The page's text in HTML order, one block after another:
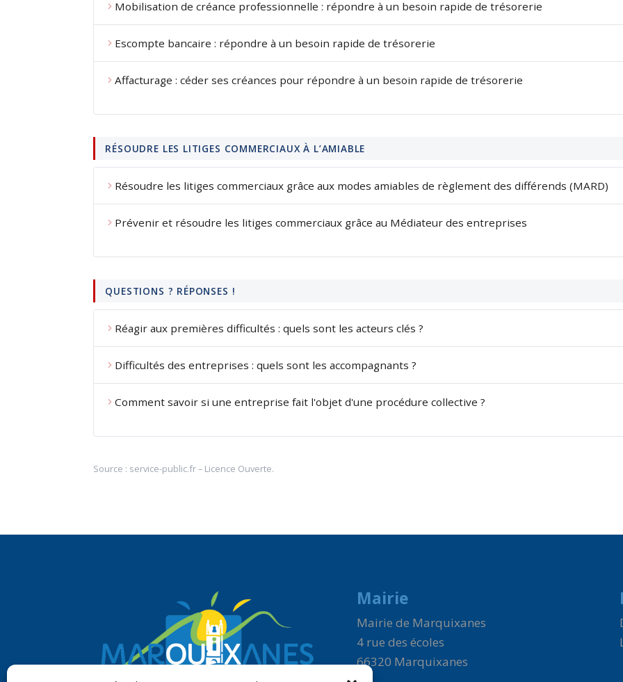
Mobilisation de créance professionnelle : répondre à un besoin rapide de trésorerie
Escompte bancaire : répondre à un besoin rapide de trésorerie
Affacturage : céder ses créances pour répondre à un besoin rapide de trésorerie
RÉSOUDRE LES LITIGES COMMERCIAUX À L’AMIABLE
Résoudre les litiges commerciaux grâce aux modes amiables de règlement des différends (MARD)
Prévenir et résoudre les litiges commerciaux grâce au Médiateur des entreprises
QUESTIONS ? RÉPONSES !
Réagir aux premières difficultés : quels sont les acteurs clés ?
Difficultés des entreprises : quels sont les accompagnants ?
Comment savoir si une entreprise fait l'objet d'une procédure collective ?
Source : service-public.fr– Licence Ouverte.
Mairie
Mairie de Marquixanes
4 rue des écoles
66320 Marquixanes